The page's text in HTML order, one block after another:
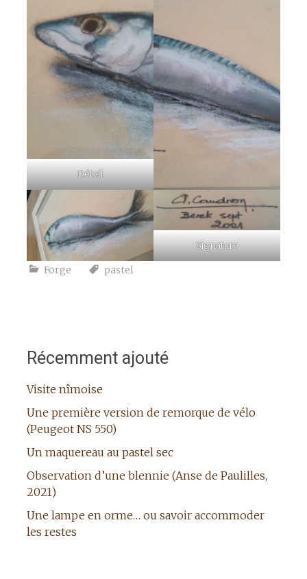
Détail
Signature
Forge pastel
Récemment ajouté
Visite nîmoise
Une première version de remorque de vélo
(Peugeot NS 550)
Un maquereau au pastel sec
Observation d’une blennie (Anse de Paulilles,
2021)
Une lampe en orme… ou savoir accommoder
les restes